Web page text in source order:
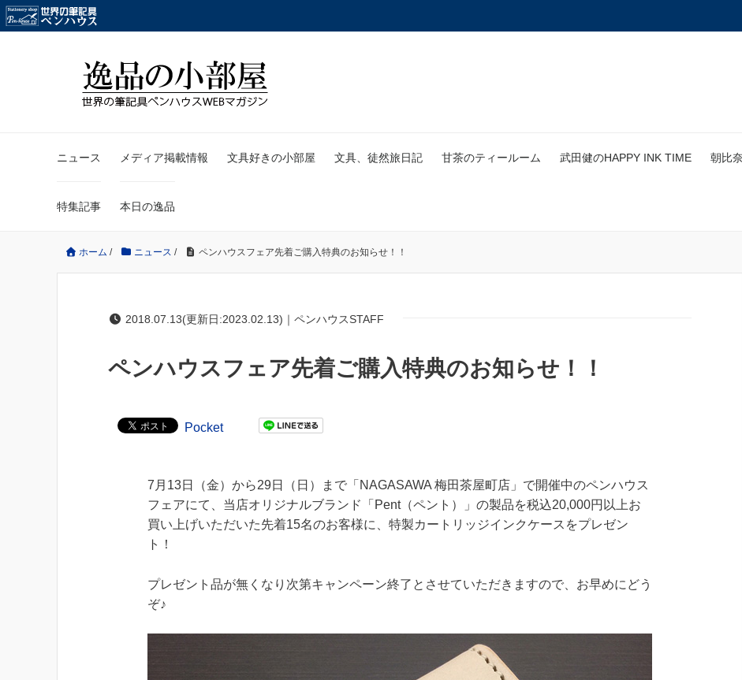
ニュース メディア掲載情報 文具好きの小部屋 文具、徒然旅日記 甘茶のティールーム 武田健のHAPPY INK TIME 朝比
特集記事 本日の逸品
ホーム / ニュース / ペンハウスフェア先着ご購入特典のお知らせ！！
2018.07.13(更新日:2023.02.13)｜ペンハウスSTAFF
ペンハウスフェア先着ご購入特典のお知らせ！！
Pocket
7月13日（金）から29日（日）まで「NAGASAWA 梅田茶屋町店」で開催中のペンハウス
フェアにて、当店オリジナルブランド「Pent（ペント）」の製品を税込20,000円以上お
買い上げいただいた先着15名のお客様に、特製カートリッジインクケースをプレゼン
ト！
プレゼント品が無くなり次第キャンペーン終了とさせていただきますので、お早めにどう
ぞ♪